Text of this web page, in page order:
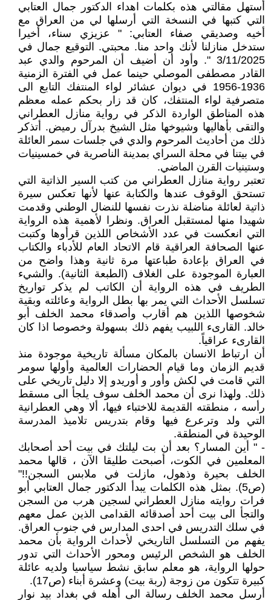
أستهل مقالتي هذه بكلمات اهداء الدكتور جمال العتابي
التي كتبها في النسخة التي أرسلها لي من العراق مع
أخيه وصديقي صفاء العتابي: " عزيزي سناء، أخيرا
ستدخل منازلنا لأنك واحد منا. محبتي. التوقيع جمال في
3/11/2025 ". وأود أن أضيف أن المرحوم والدي عبد
القادر مصطفى الموصلي حينما عمل في الفترة الزمنية
1936-1956 في ديوان عشائر لواء المنتفك التابع الى
متصرفية لواء المنتفك، كان قد زار بحكم عمله معظم
هذه المناطق الواردة الذكر في رواية منازل العطراني
والتقى بأهاليها وشيوخها مثل الشيخ بدرآل رميض. أتذكر
ذلك من أحاديث المرحوم والدي في جلسات سمر العائلة
في بيتنا في محلة السراي بمدينة الناصرية في خمسينيات
وستينيات القرن الماضي.
تعتبر رواية منازل العطراني من كتب السير الذاتية التي
تستحق الوقوف عندها والكتابة عنها لأنها تعكس سيرة
ذاتية لعائلة مناضلة نذرت نفسها للنضال الوطني وقدمت
شهيدا منها لمستقبل العراق. ونظرا لأهمية هذه الرواية
التي انعكست في عدد الأشخاص اللذين قرأوها وكتبت
عنها الصحافة العراقية قام الاتحاد العام للأدباء والكتاب
في العراق بإعادة طباعتها مرة ثانية وهذا واضح من
العبارة الموجودة على الغلاف (الطبعة الثانية). والشيء
الطريف في هذه الرواية أن الكاتب لم يذكر تواريخ
تسلسل الأحداث التي يمر بها بطل الرواية وعائلته وبقية
شخوصها اللذين هم أقارب وأصدقاء محمد الخلف أبو
خالد. القارىء اللبيب يفهم ذلك بسهولة وخصوصا اذا كان
القارىء عراقياً.
أن ارتباط الانسان بالمكان مسألة تاريخية موجودة منذ
قديم الزمان وما قيام الحضارات العالمية وأولها سومر
التي قامت في لكش وأور و أوريدو إلا دليل تاريخي على
ذلك. ولهذا نرى أن محمد الخلف سوف يلجأ الى مسقط
رأسه ، منطقته القديمة للاختباء فيها، ألا وهي العطرانية
التي ولد وترعرع فيها وقام بتدريس تلاميذ المدرسة
الوحيدة في المنطقة.
- " أين المسار؟ بعد أن بت ليلتك في بيت أحد أصحابك
المعلمين في الكوت، أصبحت طليقا الآن ، قالها محمد
الخلف بحيرة وذهول، مازلت في ملابس السجن!!"
(ص5). بمثل هذه الكلمات يبدأ الدكتور جمال العتابي أبو
فرات روايته منازل العطراني لسجين هرب من السجن
والتجأ الى بيت أحد أصدقائه القدامى الذين عمل معهم
في سلك التدريس في احدى المدارس في جنوب العراق.
يفهم من التسلسل التاريخي لأحداث الرواية بأن محمد
الخلف هو الشخص الرئيس ومحور الأحداث التي تدور
حولها الرواية، هو معلم سابق نشط سياسيا ولديه عائلة
كبيرة تتكون من زوجة (ربة بيت) وعشرة أبناء (ص17).
أرسل محمد الخلف رسالة الى أهله في بغداد بيد نوار